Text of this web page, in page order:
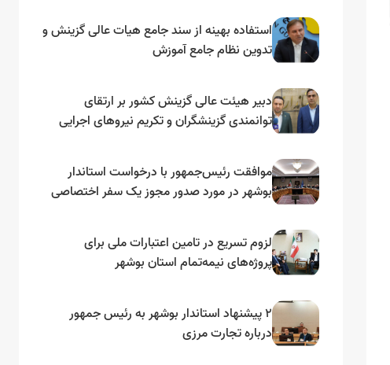
استفاده بهینه از سند جامع هیات عالی گزینش و‌
تدوین نظام جامع آموزش
دبیر هیئت عالی گزینش کشور بر ارتقای
توانمندی گزینشگران و تکریم نیروهای اجرایی
موافقت رئیس‌جمهور با درخواست استاندار
بوشهر در مورد صدور مجوز یک سفر اختصاصی
لزوم تسریع در تامین اعتبارات ملی برای
پروژه‌های نیمه‌تمام استان بوشهر
۲ پیشنهاد استاندار بوشهر به رئیس جمهور
درباره تجارت مرزی